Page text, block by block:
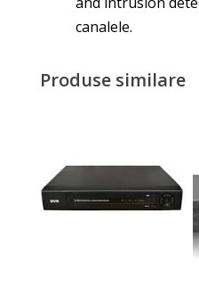
canalele.
Produse similare